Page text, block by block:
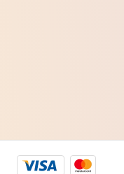
Visa
Mastercard